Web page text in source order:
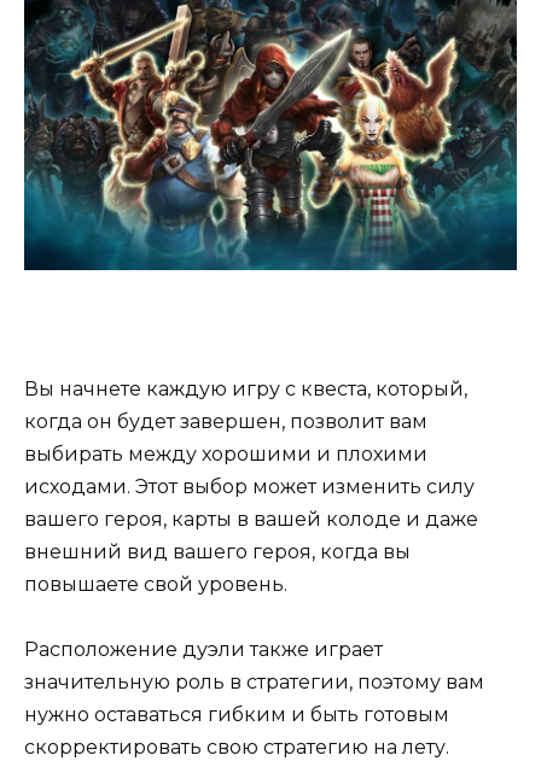
Вы начнете каждую игру с квеста, который,
когда он будет завершен, позволит вам
выбирать между хорошими и плохими
исходами. Этот выбор может изменить силу
вашего героя, карты в вашей колоде и даже
внешний вид вашего героя, когда вы
повышаете свой уровень.
Расположение дуэли также играет
значительную роль в стратегии, поэтому вам
нужно оставаться гибким и быть готовым
скорректировать свою стратегию на лету.